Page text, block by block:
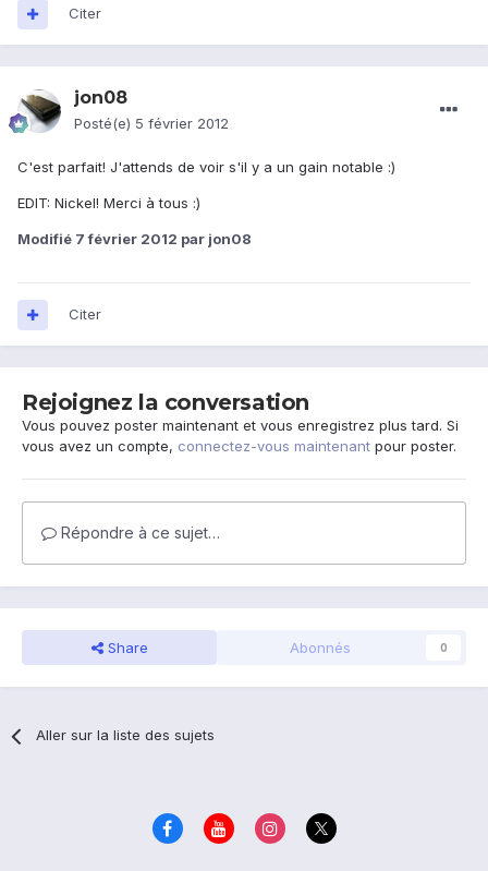
Citer
jon08
Posté(e) 5 février 2012
C'est parfait! J'attends de voir s'il y a un gain notable :)
EDIT: Nickel! Merci à tous :)
Modifié 7 février 2012 par jon08
Citer
Rejoignez la conversation
Vous pouvez poster maintenant et vous enregistrez plus tard. Si
vous avez un compte, connectez-vous maintenant pour poster.
Répondre à ce sujet…
Share Abonnés 0
Aller sur la liste des sujets